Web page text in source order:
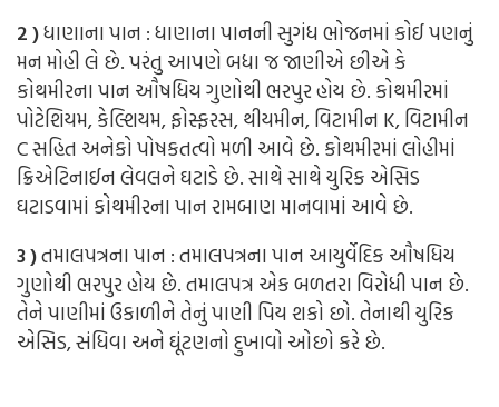
2 )ધાણાના પાન : ધાણાના પાનની સુગંધ ભોજનમાં કોઈ પણનું
મન મોહી લે છે. પરંતુ આપણે બધા જ જાણીએ છીએ કે
કોથમીરના પાન ઔષધિય ગુણોથી ભરપુર હોય છે. કોથમીરમાં
પોટેશિયમ, કેલ્શિયમ, ફોસ્ફરસ, થીયમીન, વિટામીન K, વિટામીન
C સહિત અનેકો પોષકતત્વો મળી આવે છે. કોથમીરમાં લોહીમાં
ક્રિએટિનાઈન લેવલને ઘટાડે છે. સાથે સાથે યુરિક એસિડ
ઘટાડવામાં કોથમીરના પાન રામબાણ માનવામાં આવે છે.
3 )તમાલપત્રના પાન : તમાલપત્રના પાન આયુર્વેદિક ઔષધિય
ગુણોથી ભરપુર હોય છે. તમાલપત્ર એક બળતરા વિરોધી પાન છે.
તેને પાણીમાં ઉકાળીને તેનું પાણી પિય શકો છો. તેનાથી યુરિક
એસિડ, સંધિવા અને ઘૂંટણનો દુખાવો ઓછો કરે છે.